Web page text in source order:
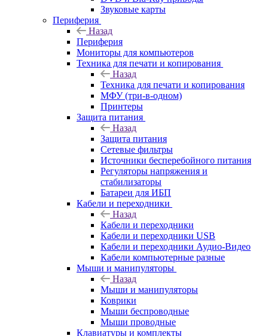
Звуковые карты
Периферия
Назад
Периферия
Мониторы для компьютеров
Техника для печати и копирования
Назад
Техника для печати и копирования
МФУ (три-в-одном)
Принтеры
Защита питания
Назад
Защита питания
Сетевые фильтры
Источники бесперебойного питания
Регуляторы напряжения и
стабилизаторы
Батареи для ИБП
Кабели и переходники
Назад
Кабели и переходники
Кабели и переходники USB
Кабели и переходники Аудио-Видео
Кабели компьютерные разные
Мыши и манипуляторы
Назад
Мыши и манипуляторы
Коврики
Мыши беспроводные
Мыши проводные
Клавиатуры и комплекты